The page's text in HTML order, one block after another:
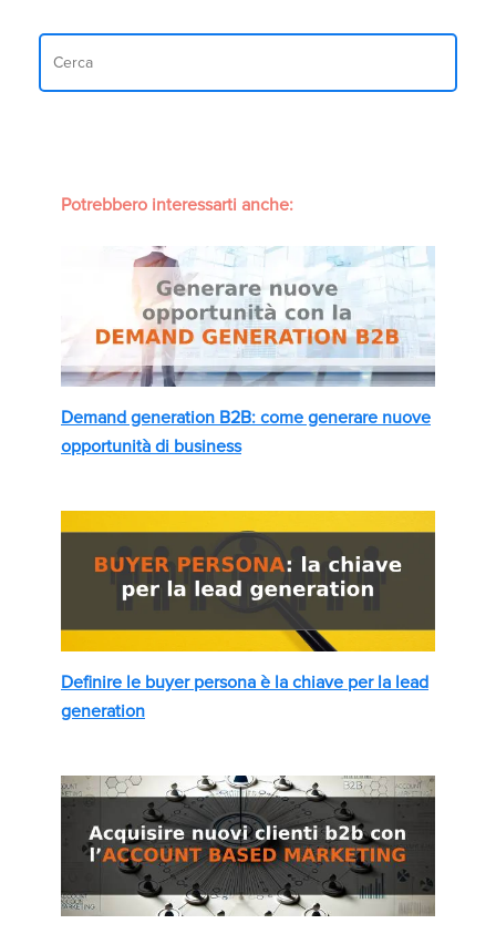
Potrebbero interessarti anche:
Demand generation B2B: come generare nuove
opportunità di business
Definire le buyer persona è la chiave per la lead
generation